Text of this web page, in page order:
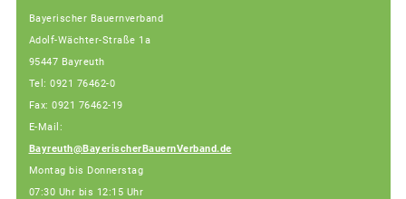
Bayerischer Bauernverband
Adolf-Wächter-Straße 1a
95447 Bayreuth
Tel: 0921 76462-0
Fax: 0921 76462-19
E-Mail:
Bayreuth@BayerischerBauernVerband.de
Montag bis Donnerstag
07:30 Uhr bis 12:15 Uhr